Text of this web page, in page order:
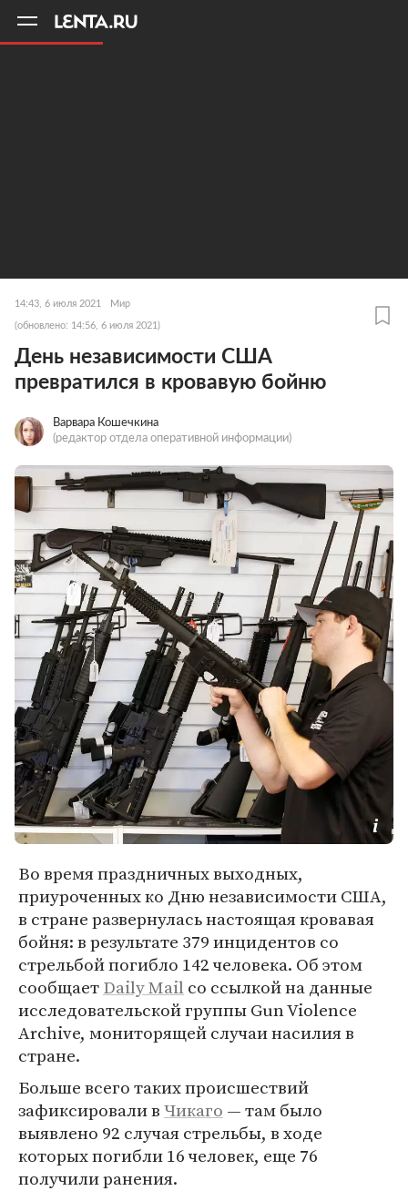
14:43, 6 июля 2021 Мир
(обновлено: 14:56, 6 июля 2021)
День независимости США
превратился в кровавую бойню
Варвара Кошечкина
(редактор отдела оперативной информации)
Во время праздничных выходных,
приуроченных ко Дню независимости США,
в стране развернулась настоящая кровавая
бойня: в результате 379 инцидентов со
стрельбой погибло 142 человека. Об этом
сообщаетDaily Mailсо ссылкой на данные
исследовательской группы Gun Violence
Archive, мониторящей случаи насилия в
стране.
Больше всего таких происшествий
зафиксировали вЧикаго — там было
выявлено 92 случая стрельбы, в ходе
которых погибли 16 человек, еще 76
получили ранения.